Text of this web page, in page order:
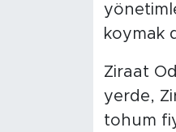
koymak
Ziraat
yerde,
tohum